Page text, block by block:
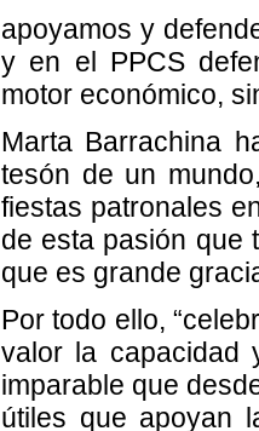
apoyamos y
y en el PPCS
motor económico,
Marta Barrachina
tesón de un
fiestas patronales
de esta pasión que
que es grande
Por todo ello,
valor la capacidad
imparable que
útiles que apoyan